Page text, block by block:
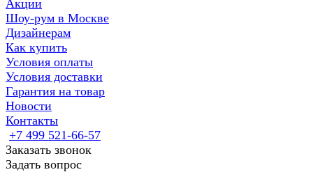
Акции
Шоу-рум в Москве
Дизайнерам
Как купить
Условия оплаты
Условия доставки
Гарантия на товар
Новости
Контакты
+7 499 521-66-57
Заказать звонок
Задать вопрос